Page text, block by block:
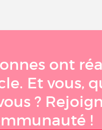
ont
Et vous,
?
!